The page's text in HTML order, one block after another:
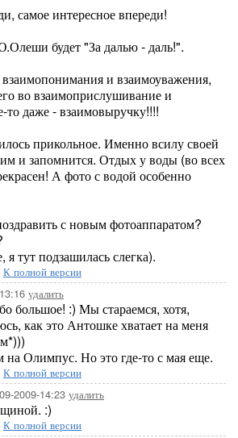
самое интересное впереди!
будет "За далью - даль!".
и взаимоуважения,
во взаимоприслушивание и
то даже - взаимовыручку!!!!
прикольное. Именно всилу своей
и запомнится. Отдых у воды (во всех
А фото с водой особенно
с новым фотоаппаратом?
я тут подзашилась слегка).
К полной версии
удалить
большое! :) Мы стараемся, хотя,
как это Антошке хватает на меня
на Олимпус. Но это где-то с мая еще.
К полной версии
2009-14:23 удалить
:)
К полной версии